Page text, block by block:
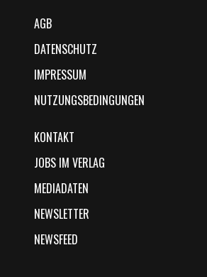
AGB
DATENSCHUTZ
IMPRESSUM
NUTZUNGSBEDINGUNGEN
KONTAKT
JOBS IM VERLAG
MEDIADATEN
NEWSLETTER
NEWSFEED